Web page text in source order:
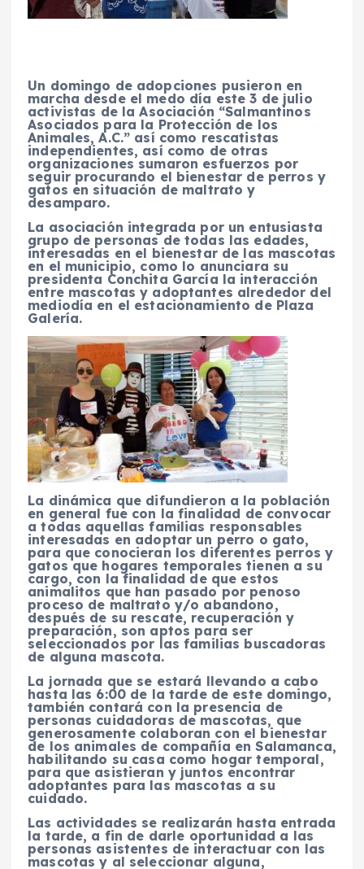
Un domingo de adopciones pusieron en
marcha desde el medo día este 3 de julio
activistas de la Asociación “Salmantinos
Asociados para la Protección de los
Animales, A.C.” así como rescatistas
independientes, así como de otras
organizaciones sumaron esfuerzos por
seguir procurando el bienestar de perros y
gatos en situación de maltrato y
desamparo.
La asociación integrada por un entusiasta
grupo de personas de todas las edades,
interesadas en el bienestar de las mascotas
en el municipio, como lo anunciara su
presidenta Conchita García la interacción
entre mascotas y adoptantes alrededor del
mediodía en el estacionamiento de Plaza
Galería.
La dinámica que difundieron a la población
en general fue con la finalidad de convocar
a todas aquellas familias responsables
interesadas en adoptar un perro o gato,
para que conocieran los diferentes perros y
gatos que hogares temporales tienen a su
cargo, con la finalidad de que estos
animalitos que han pasado por penoso
proceso de maltrato y/o abandono,
después de su rescate, recuperación y
preparación, son aptos para ser
seleccionados por las familias buscadoras
de alguna mascota.
La jornada que se estará llevando a cabo
hasta las 6:00 de la tarde de este domingo,
también contará con la presencia de
personas cuidadoras de mascotas, que
generosamente colaboran con el bienestar
de los animales de compañía en Salamanca,
habilitando su casa como hogar temporal,
para que asistieran y juntos encontrar
adoptantes para las mascotas a su
cuidado.
Las actividades se realizarán hasta entrada
la tarde, a fin de darle oportunidad a las
personas asistentes de interactuar con las
mascotas y al seleccionar alguna,